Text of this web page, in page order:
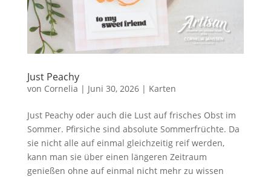
Just Peachy
von Cornelia | Juni 30, 2026| Karten
Just Peachy oder auch die Lust auf frisches Obst im
Sommer. Pfirsiche sind absolute Sommerfrüchte. Da
sie nicht alle auf einmal gleichzeitig reif werden,
kann man sie über einen längeren Zeitraum
genießen ohne auf einmal nicht mehr zu wissen